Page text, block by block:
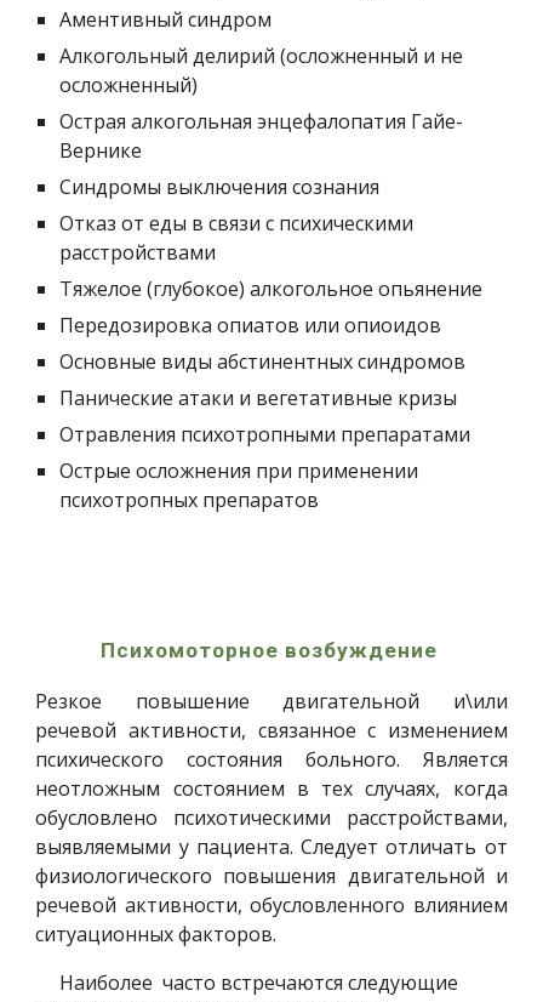
Аментивный синдром
Алкогольный делирий (осложненный и не
осложненный)
Острая алкогольная энцефалопатия Гайе-
Вернике
Синдромы выключения сознания
Отказ от еды в связи с психическими
расстройствами
Тяжелое (глубокое) алкогольное опьянение
Передозировка опиатов или опиоидов
Основные виды абстинентных синдромов
Панические атаки и вегетативные кризы
Отравления психотропными препаратами
Острые осложнения при применении
психотропных препаратов
Психомоторное возбуждение
Резкое повышение двигательной и\или
речевой активности, связанное с изменением
психического состояния больного. Является
неотложным состоянием в тех случаях, когда
обусловлено психотическими расстройствами,
выявляемыми у пациента. Следует отличать от
физиологического повышения двигательной и
речевой активности, обусловленного влиянием
ситуационных факторов.